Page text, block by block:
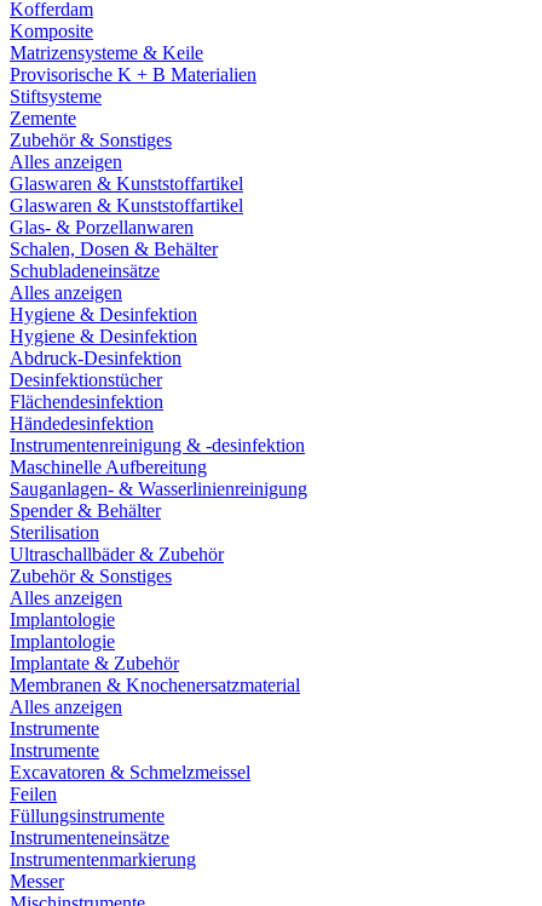
Kofferdam
Komposite
Matrizensysteme & Keile
Provisorische K + B Materialien
Stiftsysteme
Zemente
Zubehör & Sonstiges
Alles anzeigen
Glaswaren & Kunststoffartikel
Glaswaren & Kunststoffartikel
Glas- & Porzellanwaren
Schalen, Dosen & Behälter
Schubladeneinsätze
Alles anzeigen
Hygiene & Desinfektion
Hygiene & Desinfektion
Abdruck-Desinfektion
Desinfektionstücher
Flächendesinfektion
Händedesinfektion
Instrumentenreinigung & -desinfektion
Maschinelle Aufbereitung
Sauganlagen- & Wasserlinienreinigung
Spender & Behälter
Sterilisation
Ultraschallbäder & Zubehör
Zubehör & Sonstiges
Alles anzeigen
Implantologie
Implantologie
Implantate & Zubehör
Membranen & Knochenersatzmaterial
Alles anzeigen
Instrumente
Instrumente
Excavatoren & Schmelzmeissel
Feilen
Füllungsinstrumente
Instrumenteneinsätze
Instrumentenmarkierung
Messer